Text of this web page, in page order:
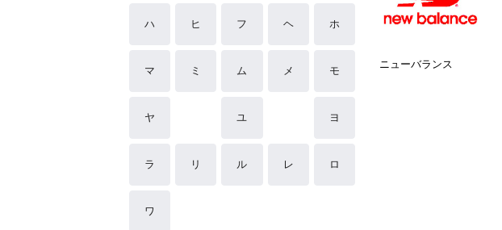
ハ ヒ フ ヘ ホ
マ ミ ム メ モ
ヤ ユ ヨ
ラ リ ル レ ロ
ワ
ニューバランス